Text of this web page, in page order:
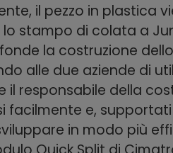
il pezzo in plastica
stampo di colata a
la costruzione
alle due aziende di
il responsabile della
facilmente e,
in modo più